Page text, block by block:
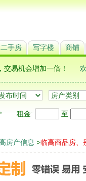
二手房 写字楼 商铺
交易机会增加一倍！
租金: 至
房产信息 >临高商品房、